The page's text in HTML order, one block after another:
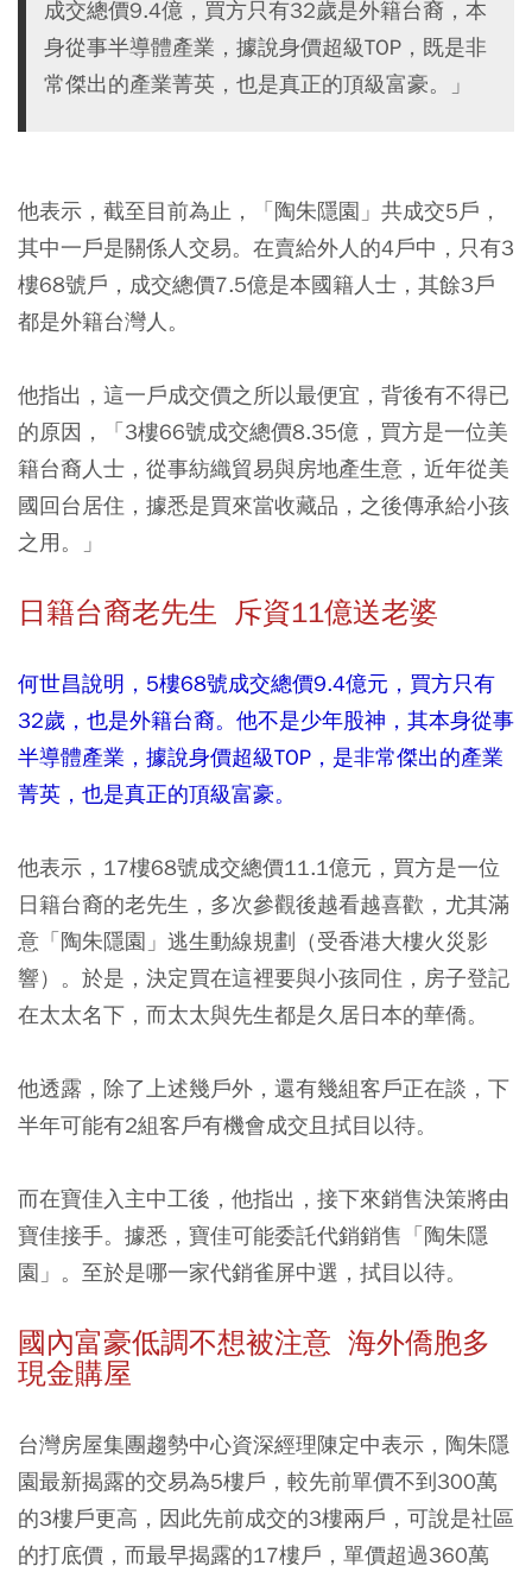
成交總價9.4億，買方只有32歲是外籍台裔，本
身從事半導體產業，據說身價超級TOP，既是非
常傑出的產業菁英，也是真正的頂級富豪。」
他表示，截至目前為止，「陶朱隱園」共成交5戶，
其中一戶是關係人交易。在賣給外人的4戶中，只有3
樓68號戶，成交總價7.5億是本國籍人士，其餘3戶
都是外籍台灣人。
他指出，這一戶成交價之所以最便宜，背後有不得已
的原因，「3樓66號成交總價8.35億，買方是一位美
籍台裔人士，從事紡織貿易與房地產生意，近年從美
國回台居住，據悉是買來當收藏品，之後傳承給小孩
之用。」
日籍台裔老先生 斥資11億送老婆
何世昌說明，5樓68號成交總價9.4億元，買方只有
32歲，也是外籍台裔。他不是少年股神，其本身從事
半導體產業，據說身價超級TOP，是非常傑出的產業
菁英，也是真正的頂級富豪。
他表示，17樓68號成交總價11.1億元，買方是一位
日籍台裔的老先生，多次參觀後越看越喜歡，尤其滿
意「陶朱隱園」逃生動線規劃（受香港大樓火災影
響）。於是，決定買在這裡要與小孩同住，房子登記
在太太名下，而太太與先生都是久居日本的華僑。
他透露，除了上述幾戶外，還有幾組客戶正在談，下
半年可能有2組客戶有機會成交且拭目以待。
而在寶佳入主中工後，他指出，接下來銷售決策將由
寶佳接手。據悉，寶佳可能委託代銷銷售「陶朱隱
園」。至於是哪一家代銷雀屏中選，拭目以待。
國內富豪低調不想被注意 海外僑胞多
現金購屋
台灣房屋集團趨勢中心資深經理陳定中表示，陶朱隱
園最新揭露的交易為5樓戶，較先前單價不到300萬
的3樓戶更高，因此先前成交的3樓兩戶，可說是社區
的打底價，而最早揭露的17樓戶，單價超過360萬